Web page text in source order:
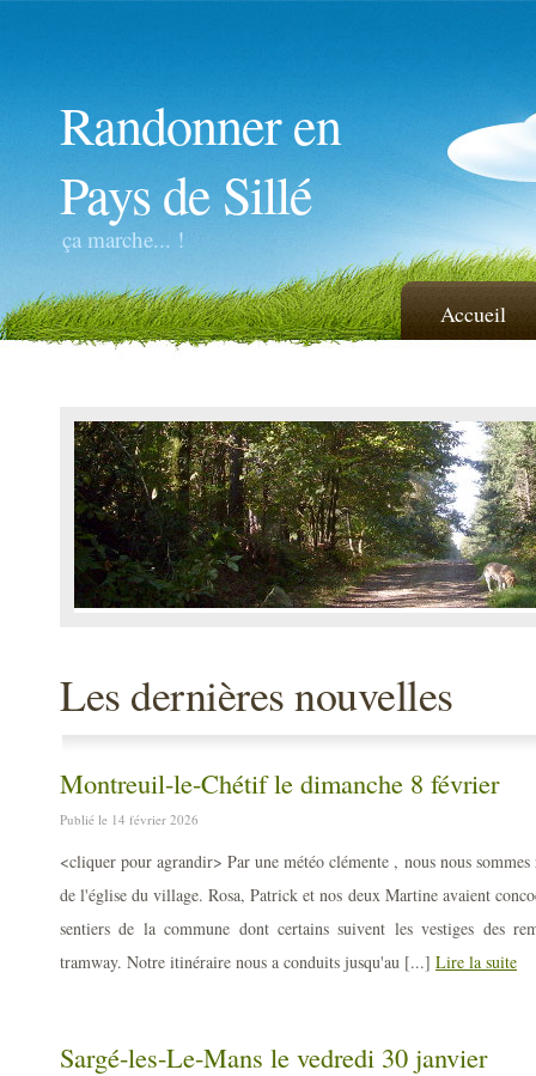
Randonner en
Pays de Sillé
ça marche... !
Accueil
Les dernières nouvelles
Montreuil-le-Chétif le dimanche 8 février
Publié le 14 février 2026
<cliquer pour agrandir> Par une météo clémente , nous nous
de l'église du village. Rosa, Patrick et nos deux Martine avaient
sentiers de la commune dont certains suivent les vestiges des
tramway. Notre itinéraire nous a conduits jusqu'au [...] Lire la suite
Sargé-les-Le-Mans le vedredi 30 janvier